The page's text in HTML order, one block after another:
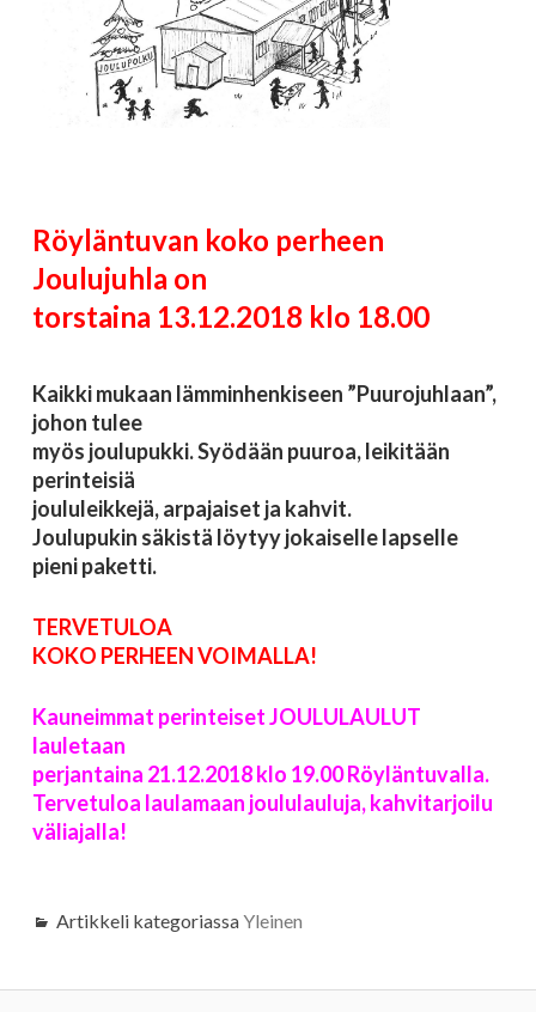
Röyläntuvan koko perheen
Joulujuhla on
torstaina 13.12.2018 klo 18.00
Kaikki mukaan lämminhenkiseen ”Puurojuhlaan”,
johon tulee
myös joulupukki. Syödään puuroa, leikitään
perinteisiä
joululeikkejä, arpajaiset ja kahvit.
Joulupukin säkistä löytyy jokaiselle lapselle
pieni paketti.
TERVETULOA
KOKO PERHEEN VOIMALLA!
Kauneimmat perinteiset JOULULAULUT
lauletaan
perjantaina 21.12.2018 klo 19.00 Röyläntuvalla.
Tervetuloa laulamaan joululauluja, kahvitarjoilu
väliajalla!
Artikkeli kategoriassaYleinen